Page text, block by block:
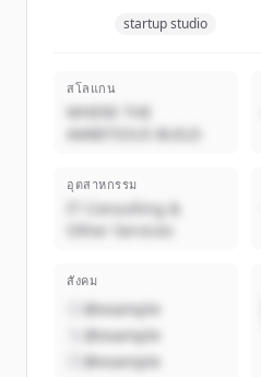
startup studio
สโลแกน
WHERE THE
AMBITIOUS BUILD
อุตสาหกรรม
IT Consulting &
Other Services
สังคม
@example
@example
@example